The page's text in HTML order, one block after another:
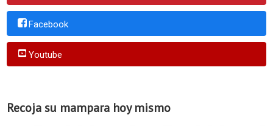
Facebook
Youtube
Recoja su mampara hoy mismo